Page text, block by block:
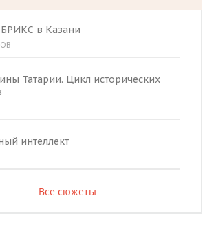
в Казани
Татарии. Цикл исторических
интеллект
Все сюжеты